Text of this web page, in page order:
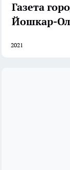
Газета
Йошкар-
2021